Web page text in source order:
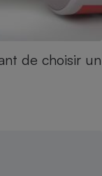
de choisir un